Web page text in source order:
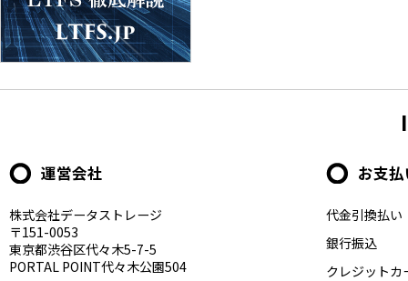
運営会社
株式会社データストレージ
〒151-0053
東京都渋谷区代々木5-7-5
PORTAL POINT代々木公園504
お支
代金引換払い
銀行振込
クレジットカ